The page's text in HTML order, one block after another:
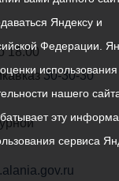
18.00
30-30-30
Яндексу и
Федерации.
нашего
эту
сервиса